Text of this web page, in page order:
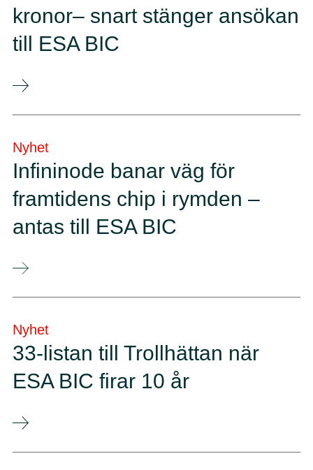
kronor– snart stänger ansökan
till ESA BIC
Nyhet
Infininode banar väg för
framtidens chip i rymden –
antas till ESA BIC
Nyhet
33-listan till Trollhättan när
ESA BIC firar 10 år